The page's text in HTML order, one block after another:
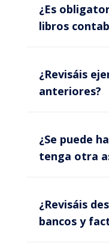
¿Es
libros
¿Revisáis
anteriores?
¿Se puede
tenga otra
¿Revisáis
bancos y